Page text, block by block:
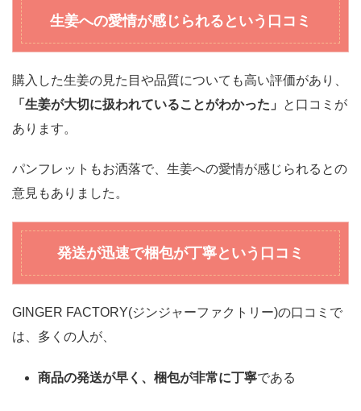
生姜への愛情が感じられるという口コミ
購入した生姜の見た目や品質についても高い評価があり、
「生姜が大切に扱われていることがわかった」
と口コミが
あります。
パンフレットもお洒落で、生姜への愛情が感じられるとの
意見もありました。
発送が迅速で梱包が丁寧という口コミ
GINGER FACTORY(ジンジャーファクトリー)の口コミで
は、多くの人が、
商品の発送が早く、梱包が非常に丁寧である